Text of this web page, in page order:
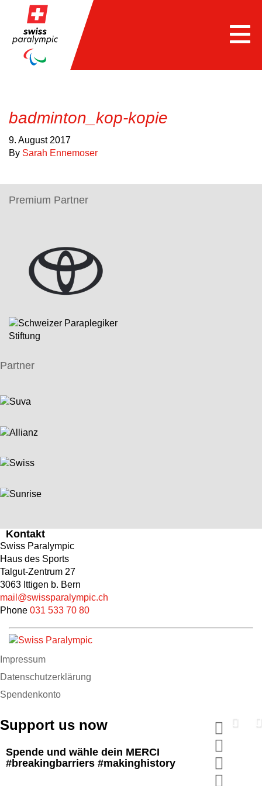
badminton_kop-kopie
9. August 2017
By Sarah Ennemoser
Premium Partner
Partner
Kontakt
Swiss Paralympic
Haus des Sports
Talgut-Zentrum 27
3063 Ittigen b. Bern
mail@swissparalympic.ch
Phone 031 533 70 80
Impressum
Datenschutzerklärung
Spendenkonto
Support us now
Spende und wähle dein MERCI
#breakingbarriers #makinghistory